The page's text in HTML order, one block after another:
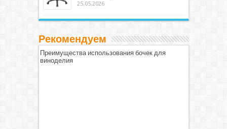
25.05.2026
Рекомендуем
Преимущества использования бочек для
виноделия